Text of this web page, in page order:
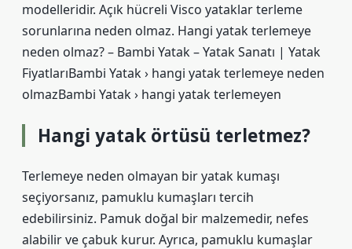
modelleridir. Açık hücreli Visco yataklar terleme
sorunlarına neden olmaz. Hangi yatak terlemeye
neden olmaz? – Bambi Yatak – Yatak Sanatı | Yatak
FiyatlarıBambi Yatak › hangi yatak terlemeye neden
olmazBambi Yatak › hangi yatak terlemeyen
Hangi yatak örtüsü terletmez?
Terlemeye neden olmayan bir yatak kumaşı
seçiyorsanız, pamuklu kumaşları tercih
edebilirsiniz. Pamuk doğal bir malzemedir, nefes
alabilir ve çabuk kurur. Ayrıca, pamuklu kumaşlar